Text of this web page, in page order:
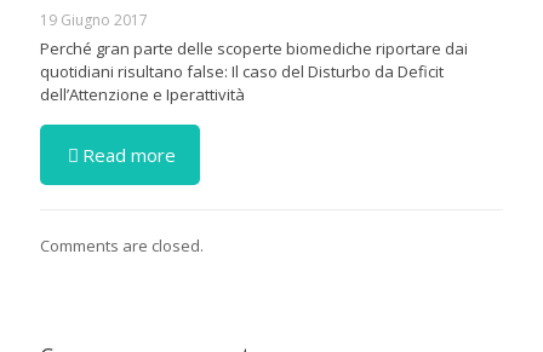
19 Giugno 2017
Perché gran parte delle scoperte biomediche riportare dai
quotidiani risultano false: Il caso del Disturbo da Deficit
dell’Attenzione e Iperattività
Read more
Comments are closed.